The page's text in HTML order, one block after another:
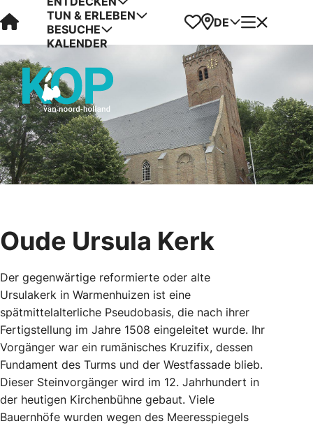
Visit Kop van Holland
TUN & ERLEBEN
BESUCHE
KALENDER
Favoriten
Karte
DE Menü
Oude Ursula Kerk
Der gegenwärtige reformierte oder alte
Ursulakerk in Warmenhuizen ist eine
spätmittelalterliche Pseudobasis, die nach ihrer
Fertigstellung im Jahre 1508 eingeleitet wurde. Ihr
Vorgänger war ein rumänisches Kruzifix, dessen
Fundament des Turms und der Westfassade blieb.
Dieser Steinvorgänger wird im 12. Jahrhundert in
der heutigen Kirchenbühne gebaut. Viele
Bauernhöfe wurden wegen des Meeresspiegels